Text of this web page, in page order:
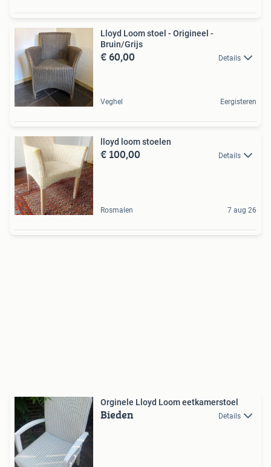
Lloyd Loom stoel - Origineel -
Bruin/Grijs
€ 60,00 Details
Veghel Eergisteren
lloyd loom stoelen
€ 100,00 Details
Rosmalen 7 aug 26
Orginele Lloyd Loom eetkamerstoel
Bieden Details